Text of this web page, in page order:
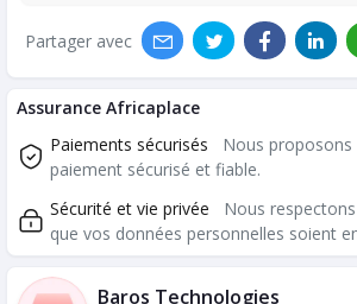
Partager avec
Assurance Africaplace
Paiements sécurisés
Nous
paiement sécurisé et fiable.
Sécurité et vie privée
Nous
que vos données personnelles soient
Baros Technologies